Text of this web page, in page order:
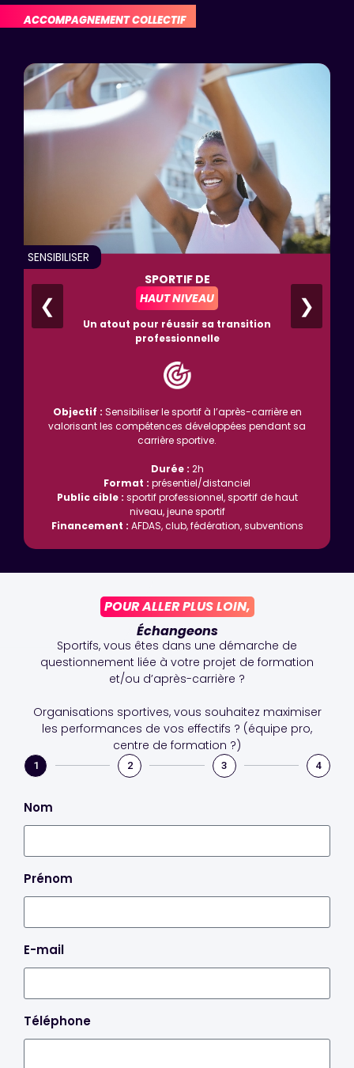
ACCOMPAGNEMENT COLLECTIF
SENSIBILISER
SPORTIF DE
HAUT NIVEAU
Un atout pour réussir sa transition
professionnelle
Objectif : Sensibiliser le sportif à l’après-carrière en
valorisant les compétences développées pendant sa
carrière sportive.
Durée : 2h
Format : présentiel/distanciel
Public cible : sportif professionnel, sportif de haut
niveau, jeune sportif
Financement : AFDAS, club, fédération, subventions
❮ ❯
POUR ALLER PLUS LOIN,
Échangeons
Sportifs, vous êtes dans une démarche de
questionnement liée à votre projet de formation
et/ou d’après-carrière ?
Organisations sportives, vous souhaitez maximiser
les performances de vos effectifs ? (équipe pro,
centre de formation ?)
1 2 3 4
Nom
Prénom
E-mail
Téléphone